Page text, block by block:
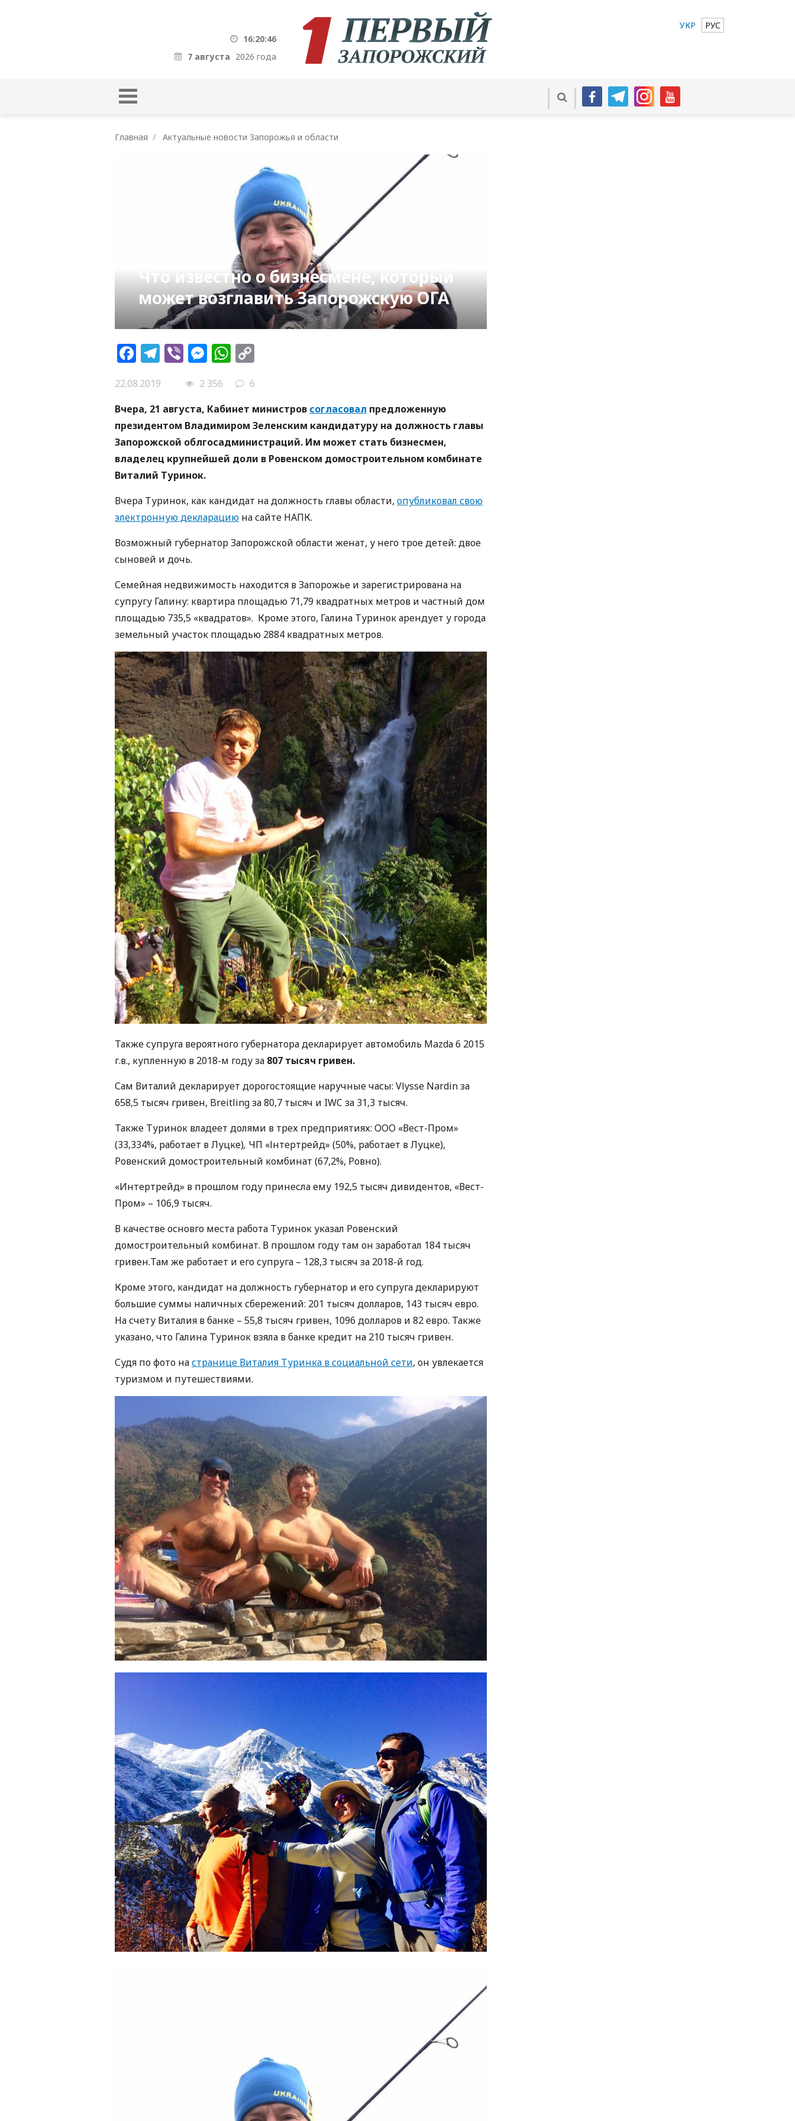
16:20:47
7 августа 2026 года
УКР РУС
Главная Актуальные новости Запорожья и области
Что известно о бизнесмене, который
может возглавить Запорожскую ОГА
Facebook
Telegram
ViberMessenger
WhatsApp
22.08.2019 2 356
6
Вчера, 21 августа, Кабинет министров согласовал предложенную
президентом Владимиром Зеленским кандидатуру на должность главы
Запорожской облгосадминистраций. Им может стать бизнесмен,
владелец крупнейшей доли в Ровенском домостроительном комбинате
Виталий Туринок.
Вчера Туринок, как кандидат на должность главы области, опубликовал свою
электронную декларацию на сайте НАПК.
Возможный губернатор Запорожской области женат, у него трое детей: двое
сыновей и дочь.
Семейная недвижимость находится в Запорожье и зарегистрирована на
супругу Галину: квартира площадью 71,79 квадратных метров и частный дом
площадью 735,5 «квадратов». Кроме этого, Галина Туринок арендует у города
земельный участок площадью 2884 квадратных метров.
Также супруга вероятного губернатора декларирует автомобиль Mazdа 6 2015
г.в., купленную в 2018-м году за 807 тысяч гривен.
Сам Виталий декларирует дорогостоящие наручные часы: Vlysse Nardin за
658,5 тысяч гривен, Breitling за 80,7 тысяч и IWC за 31,3 тысяч.
Также Туринок владеет долями в трех предприятиях: ООО «Вест-Пром»
(33,334%, работает в Луцке), ЧП «Інтертрейд» (50%, работает в Луцке),
Ровенский домостроительный комбинат (67,2%, Ровно).
«Интертрейд» в прошлом году принесла ему 192,5 тысяч дивидентов, «Вест-
Пром» – 106,9 тысяч.
В качестве основго места работа Туринок указал Ровенский
домостроительный комбинат. В прошлом году там он заработал 184 тысяч
гривен.Там же работает и его супруга – 128,3 тысяч за 2018-й год.
Кроме этого, кандидат на должность губернатор и его супруга декларируют
большие суммы наличных сбережений: 201 тысяч долларов, 143 тысяч евро.
На счету Виталия в банке – 55,8 тысяч гривен, 1096 долларов и 82 евро. Также
указано, что Галина Туринок взяла в банке кредит на 210 тысяч гривен.
Судя по фото настранице Виталия Туринка в социальной сети, он увлекается
туризмом и путешествиями.